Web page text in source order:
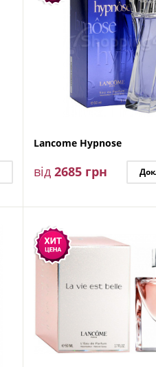
Lancome Hypnose
від 2685 грн